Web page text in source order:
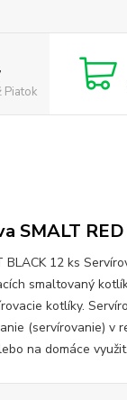
Piatok
SMALT
12 ks
smaltovaný
kotlíky.
(servírovanie) v
na domáce